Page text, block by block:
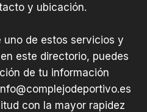
y ubicación.
uno de estos servicios y
este directorio, puedes
de tu información
con la mayor rapidez